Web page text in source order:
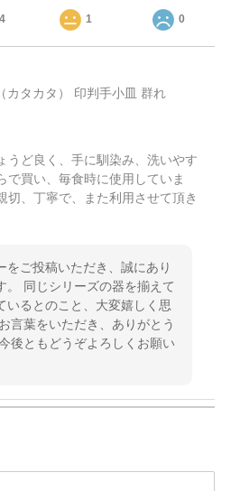
1 0
カタカタ） 印判手小皿 群れ
うど良く、手に馴染み、洗いやす
で買い、毎食時に使用していま
切、丁寧で、また利用させて頂き
をご投稿いただき、誠にあり
。 同じシリーズの器を揃えて
いるとのこと、大変嬉しく思
言葉をいただき、ありがとう
後ともどうぞよろしくお願い